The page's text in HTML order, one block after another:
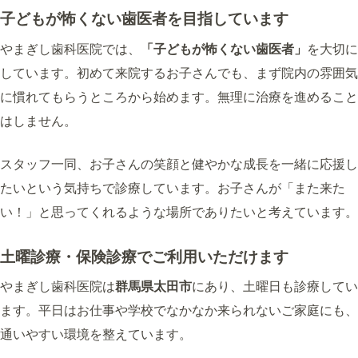
子どもが怖くない歯医者を目指しています
やまぎし歯科医院では、 「子どもが怖くない歯医者」 を大切に
しています。初めて来院するお子さんでも、まず院内の雰囲気
に慣れてもらうところから始めます。無理に治療を進めること
はしません。
スタッフ一同、お子さんの笑顔と健やかな成長を一緒に応援し
たいという気持ちで診療しています。お子さんが「また来た
い！」と思ってくれるような場所でありたいと考えています。
土曜診療・保険診療でご利用いただけます
やまぎし歯科医院は群馬県太田市にあり、土曜日も診療してい
ます。平日はお仕事や学校でなかなか来られないご家庭にも、
通いやすい環境を整えています。